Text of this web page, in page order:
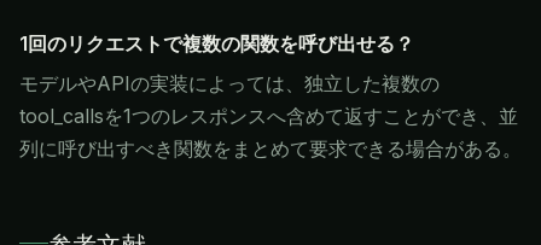
1回のリクエストで複数の関数を呼び出せる？
モデルやAPIの実装によっては、独立した複数の
tool_callsを1つのレスポンスへ含めて返すことができ、並
列に呼び出すべき関数をまとめて要求できる場合がある。